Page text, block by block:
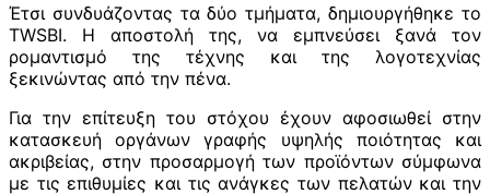
Έτσι συνδυάζοντας τα δύο τμήματα, δημιουργήθηκε το
TWSBI. Η αποστολή της, να εμπνεύσει ξανά τον
ρομαντισμό της τέχνης και της λογοτεχνίας
ξεκινώντας από την πένα.
Για την επίτευξη του στόχου έχουν αφοσιωθεί στην
κατασκευή οργάνων γραφής υψηλής ποιότητας και
ακριβείας, στην προσαρμογή των προϊόντων σύμφωνα
με τις επιθυμίες και τις ανάγκες των πελατών και την